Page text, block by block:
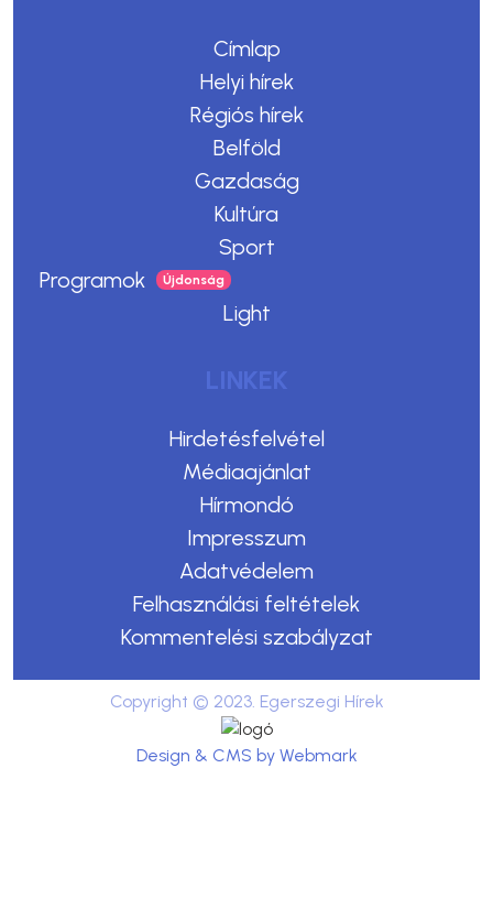
Címlap
Helyi hírek
Régiós hírek
Belföld
Gazdaság
Kultúra
Sport
Programok
Light
LINKEK
Hirdetésfelvétel
Médiaajánlat
Hírmondó
Impresszum
Adatvédelem
Felhasználási feltételek
Kommentelési szabályzat
Copyright © 2023. Egerszegi Hírek
Design & CMS by Webmark